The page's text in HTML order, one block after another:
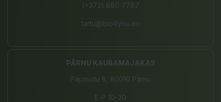
(+372) 680 7787
tartu@bio4you.eu
PÄRNU KAUBAMAJAKAS
Papiniidu 8, 80010 Pärnu
E-P 10-20